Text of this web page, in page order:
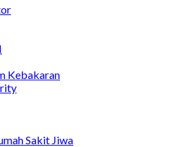
Kebakaran
Sakit Jiwa